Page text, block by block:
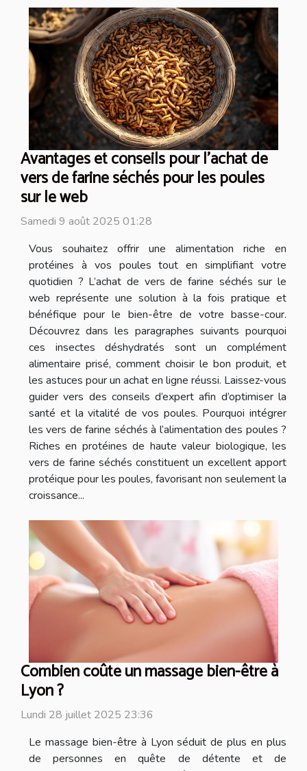
Avantages et conseils pour l'achat de
vers de farine séchés pour les poules
sur le web
Samedi 9 août 2025 01:28
Vous souhaitez offrir une alimentation riche en
protéines à vos poules tout en simplifiant votre
quotidien ? L’achat de vers de farine séchés sur le
web représente une solution à la fois pratique et
bénéfique pour le bien-être de votre basse-cour.
Découvrez dans les paragraphes suivants pourquoi
ces insectes déshydratés sont un complément
alimentaire prisé, comment choisir le bon produit, et
les astuces pour un achat en ligne réussi. Laissez-vous
guider vers des conseils d’expert afin d’optimiser la
santé et la vitalité de vos poules. Pourquoi intégrer
les vers de farine séchés à l’alimentation des poules ?
Riches en protéines de haute valeur biologique, les
vers de farine séchés constituent un excellent apport
protéique pour les poules, favorisant non seulement la
croissance...
Combien coûte un massage bien-être à
Lyon ?
Lundi 28 juillet 2025 23:36
Le massage bien-être à Lyon séduit de plus en plus
de personnes en quête de détente et de